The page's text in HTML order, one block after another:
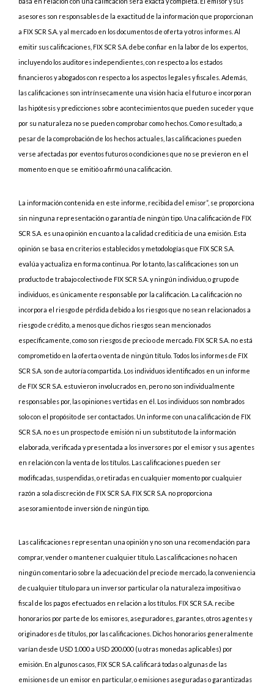
asesores son responsables de la exactitud de la información que proporcionan
a FIX SCR S.A. y al mercado en los documentos de oferta y otros informes. Al
emitir sus calificaciones, FIX SCR S.A. debe confiar en la labor de los expertos,
incluyendo los auditores independientes, con respecto a los estados
financieros y abogados con respecto a los aspectos legales y fiscales. Además,
las calificaciones son intrínsecamente una visión hacia el futuro e incorporan
las hipótesis y predicciones sobre acontecimientos que pueden suceder y que
por su naturaleza no se pueden comprobar como hechos. Como resultado, a
pesar de la comprobación de los hechos actuales, las calificaciones pueden
verse afectadas por eventos futuros o condiciones que no se previeron en el
momento en que se emitió o afirmó una calificación.
La información contenida en este informe, recibida del emisor”, se proporciona
sin ninguna representación o garantía de ningún tipo. Una calificación de FIX
SCR S.A. es una opinión en cuanto a la calidad crediticia de una emisión. Esta
opinión se basa en criterios establecidos y metodologías que FIX SCR S.A.
evalúa y actualiza en forma continua. Por lo tanto, las calificaciones son un
producto de trabajo colectivo de FIX SCR S.A. y ningún individuo, o grupo de
individuos, es únicamente responsable por la calificación. La calificación no
incorpora el riesgo de pérdida debido a los riesgos que no sean relacionados a
riesgo de crédito, a menos que dichos riesgos sean mencionados
específicamente, como son riesgos de precio o de mercado. FIX SCR S.A. no está
comprometido en la oferta o venta de ningún título. Todos los informes de FIX
SCR S.A. son de autoría compartida. Los individuos identificados en un informe
de FIX SCR S.A. estuvieron involucrados en, pero no son individualmente
responsables por, las opiniones vertidas en él. Los individuos son nombrados
solo con el propósito de ser contactados. Un informe con una calificación de FIX
SCR S.A. no es un prospecto de emisión ni un substituto de la información
elaborada, verificada y presentada a los inversores por el emisor y sus agentes
en relación con la venta de los títulos. Las calificaciones pueden ser
modificadas, suspendidas, o retiradas en cualquier momento por cualquier
razón a sola discreción de FIX SCR S.A. FIX SCR S.A. no proporciona
asesoramiento de inversión de ningún tipo.
Las calificaciones representan una opinión y no son una recomendación para
comprar, vender o mantener cualquier título. Las calificaciones no hacen
ningún comentario sobre la adecuación del precio de mercado, la conveniencia
de cualquier título para un inversor particular o la naturaleza impositiva o
fiscal de los pagos efectuados en relación a los títulos. FIX SCR S.A. recibe
honorarios por parte de los emisores, aseguradores, garantes, otros agentes y
originadores de títulos, por las calificaciones. Dichos honorarios generalmente
varían desde USD 1.000 a USD 200.000 (u otras monedas aplicables) por
emisión. En algunos casos, FIX SCR S.A. calificará todas o algunas de las
emisiones de un emisor en particular, o emisiones aseguradas o garantizadas